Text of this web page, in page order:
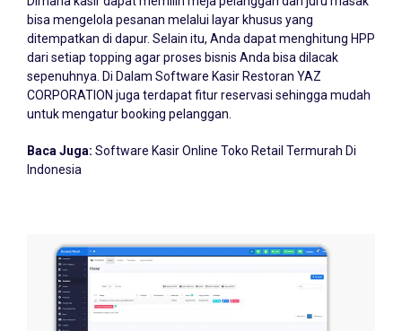
ditempatkan di dapur. Selain itu, Anda dapat menghitung HPP
dari setiap topping agar proses bisnis Anda bisa dilacak
sepenuhnya. Di Dalam Software Kasir Restoran YAZ
CORPORATION juga terdapat fitur reservasi sehingga mudah
untuk mengatur booking pelanggan.
Indonesia